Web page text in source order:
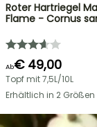
Roter Hartriegel
Flame - Cornus
Ab€ 49,00
Topf mit 7,5L/10L
Erhältlich in 2 Größen